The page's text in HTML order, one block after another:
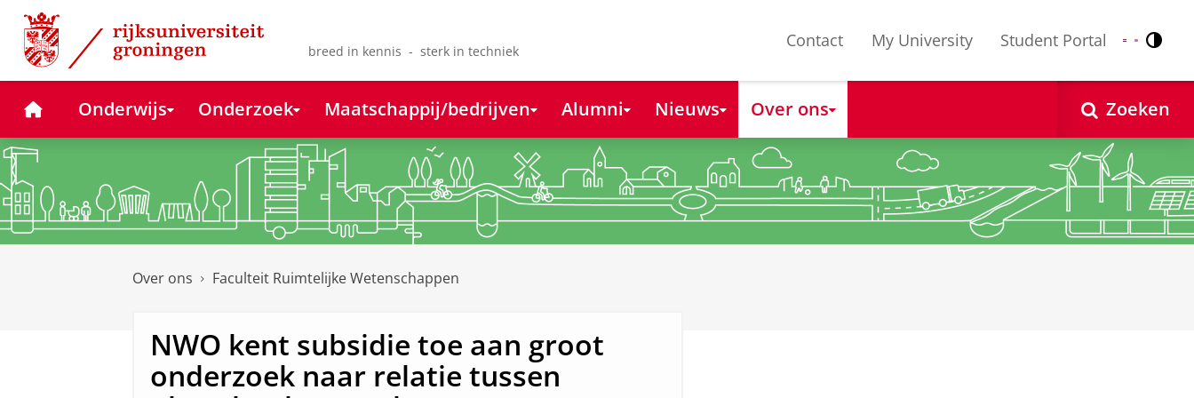
Skip
Content
Skip
Navigation
breed in kennis - sterk in techniek
Contact My University Student Portal Nederlands
English
HomeOnderwijs Onderzoek Maatschappij/bedrijven Alumni Nieuws Over ons Zoeken
Over ons Faculteit Ruimtelijke Wetenschappen
NWO kent subsidie toe aan groot
onderzoek naar relatie tussen